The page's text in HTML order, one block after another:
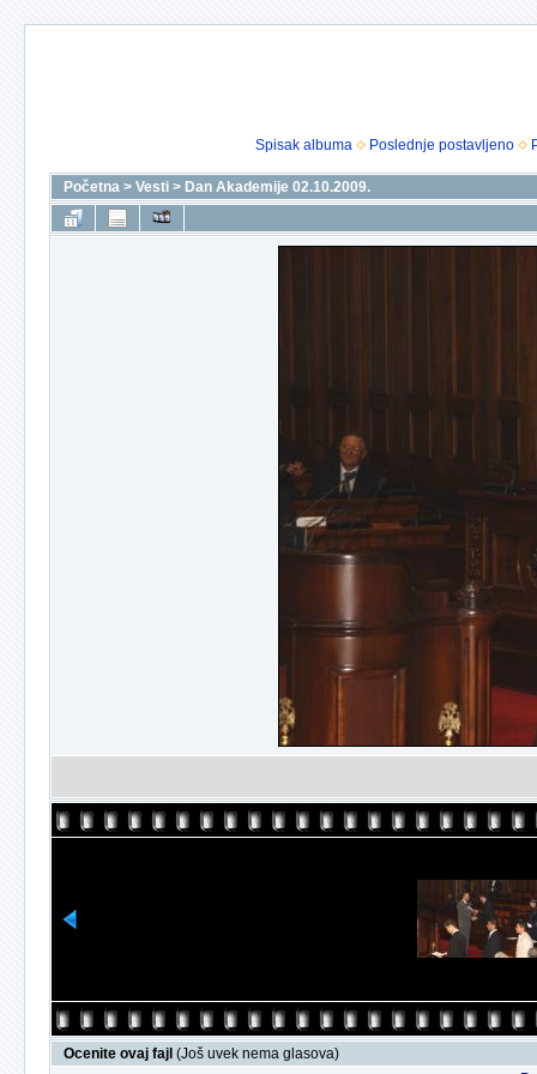
Spisak albuma Poslednje postavljeno
Početna > Vesti > Dan Akademije 02.10.2009.
Ocenite ovaj fajl (Još uvek nema glasova)